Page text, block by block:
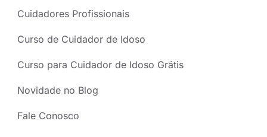
Cuidadores Profissionais
Curso de Cuidador de Idoso
Curso para Cuidador de Idoso Grátis
Novidade no Blog
Fale Conosco